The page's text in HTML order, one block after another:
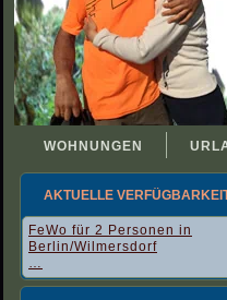
WOHNUNGEN
AKTUELLE
FeWo für 2 Personen in
Berlin/Wilmersdorf
…